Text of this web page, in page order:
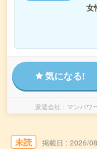
女
気になる!
派遣会社 マンパワ
未読 掲載日 2026/